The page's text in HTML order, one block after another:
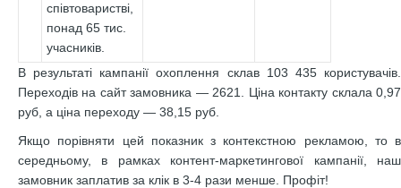
співтоваристві,
понад 65 тис.
учасників.
В результаті кампанії охоплення склав 103 435 користувачів.
Переходів на сайт замовника — 2621. Ціна контакту склала 0,97
руб, а ціна переходу — 38,15 руб.
Якщо порівняти цей показник з контекстною рекламою, то в
середньому, в рамках контент-маркетингової кампанії, наш
замовник заплатив за клік в 3-4 рази менше. Профіт!